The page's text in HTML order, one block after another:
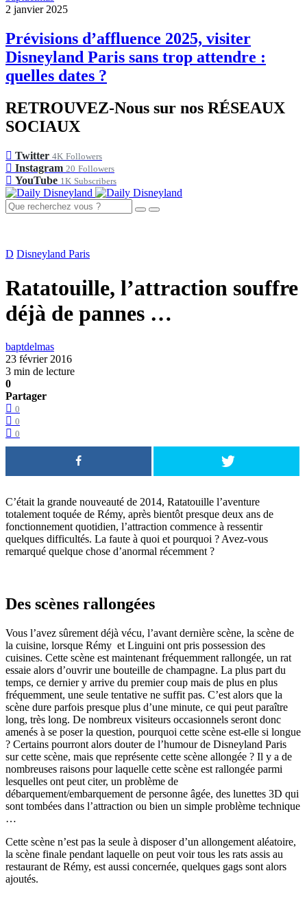
2 janvier 2025
Prévisions d’affluence 2025, visiter
Disneyland Paris sans trop attendre :
quelles dates ?
RETROUVEZ-Nous sur nos RÉSEAUX
SOCIAUX
Twitter 4K Followers
Instagram 20 Followers
YouTube 1K Subscribers
D Disneyland Paris
Ratatouille, l’attraction souffre
déjà de pannes …
baptdelmas
23 février 2016
3 min de lecture
0
Partager
0
0
0
C’était la grande nouveauté de 2014, Ratatouille l’aventure
totalement toquée de Rémy, après bientôt presque deux ans de
fonctionnement quotidien, l’attraction commence à ressentir
quelques difficultés. La faute à quoi et pourquoi ? Avez-vous
remarqué quelque chose d’anormal récemment ?
Des scènes rallongées
Vous l’avez sûrement déjà vécu, l’avant dernière scène, la scène de
la cuisine, lorsque Rémy et Linguini ont pris possession des
cuisines. Cette scène est maintenant fréquemment rallongée, un rat
essaie alors d’ouvrir une bouteille de champagne. La plus part du
temps, ce dernier y arrive du premier coup mais de plus en plus
fréquemment, une seule tentative ne suffit pas. C’est alors que la
scène dure parfois presque plus d’une minute, ce qui peut paraître
long, très long. De nombreux visiteurs occasionnels seront donc
amenés à se poser la question, pourquoi cette scène est-elle si longue
? Certains pourront alors douter de l’humour de Disneyland Paris
sur cette scène, mais que représente cette scène allongée ? Il y a de
nombreuses raisons pour laquelle cette scène est rallongée parmi
lesquelles ont peut citer, un problème de
débarquement/embarquement de personne âgée, des lunettes 3D qui
sont tombées dans l’attraction ou bien un simple problème technique
…
Cette scène n’est pas la seule à disposer d’un allongement aléatoire,
la scène finale pendant laquelle on peut voir tous les rats assis au
restaurant de Rémy, est aussi concernée, quelques gags sont alors
ajoutés.